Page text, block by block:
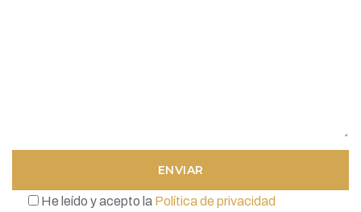
He leído y acepto la Política de privacidad